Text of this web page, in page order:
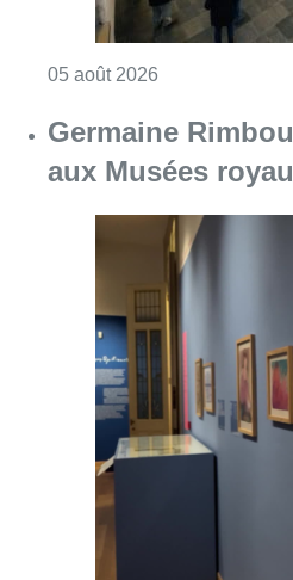
05 août 2026Consulter
Partager l'article
Facebook
TwitterWhatsApp
Share
10 septembre 2020 - 18h22
Ingénieur